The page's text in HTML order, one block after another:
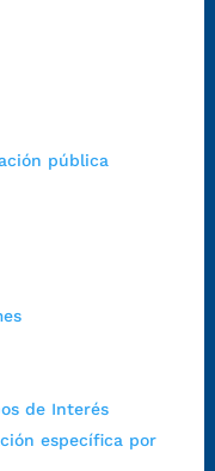
pública
de Interés
específica por
a.m. a 12:00 m y de
en el horario de
al medio día.